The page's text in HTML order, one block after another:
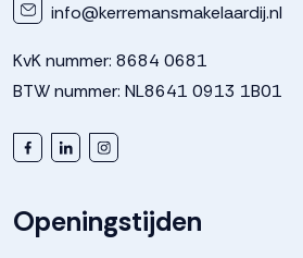
info@kerremansmakelaardij.nl
KvK nummer: 8684 0681
BTW nummer: NL8641 0913 1B01
Openingstijden